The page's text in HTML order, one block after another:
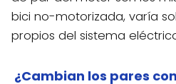
bici no-motorizada, varía
propios del sistema
¿Cambian los pares